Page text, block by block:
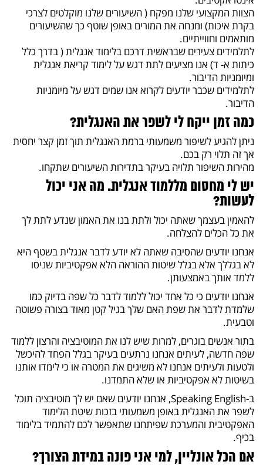
הצוות המקצועי שלנו מפקח ( השיעורים שלנו מוקלטים לצרכי
בקרת איכות) ומנחה את המורים באופן שוטף כך שהשיעורים
מותאמים וחווייתיים.
לתלמידים צעירים שבראשית דרכם בלימוד אנגלית ( בדרך כלל
כיתות א- ד) אנו מציעים לתת דגש על לימוד קריאת אנגלית
ומיומניות הדיבור.
לתלמידים שכבר יודעים לקרוא אנו שמים דגש על מיומניות
הדיבור.
כמה זמן ייקח לי לשפר את האנגלית?
ניתן להגיע לשיפור משמעותי ברמת האנגלית תוך זמן קצר יחסית
אך זה תלוי רק בכם.
מהירות השיפור תלויה בעיקר בתדירות השיעורים שתקחו.
יש לי מחסום מללמוד אנגלית. מה אני יכול
לעשות?
להאמין בעצמך שאתה יכול ולתת בנו את האמון שנדע לתת לך
את כל הכלים להצלחה.
אנחנו יודעים שהסיבה שאתה לא יודע לדבר אנגלית בשטף היא
לא בגללך אלא בגלל שיטות ההוראה הלא אפקטיביות שניסו
ללמד אותך באמצעותן.
אנחנו יודעים כי כל אחד יכול ללמוד לדבר כל שפה בדיוק כמו
שלמדת לדבר את שפת האם שלך בגיל קטן מאוד בצורה פשוטה
וטבעית.
בתור אנשים בוגרים, למרות שיש לנו את המוטיבציה והרצון ללמוד
שפה חדשה, לעיתים אנחנו נרתעים בעיקר בגלל הפחד להיכשל
ולטעות ולעיתים אנחנו לא משיגים את המטרה או כי לימדו אותנו
בשיטות לא אפקטיביות או שלא התמדנו.
ב-Speaking English, אנחנו יודעים שאם יש לך מוטיבציה תוכל
לשפר את האנגלית באופן משמעותי בזכות שיטת הלימוד
האפקטיבית והמערכת שפיתחנו שתאפשר לכם להתמיד בלימוד
בכיף.
אם הכל אונליין, למי אני פונה במידת הצורך?